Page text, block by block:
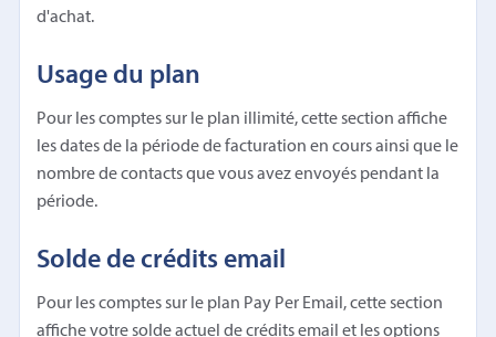
d'achat.
Usage du plan
Pour les comptes sur le plan illimité, cette section affiche
les dates de la période de facturation en cours ainsi que le
nombre de contacts que vous avez envoyés pendant la
période.
Solde de crédits email
Pour les comptes sur le plan Pay Per Email, cette section
affiche votre solde actuel de crédits email et les options